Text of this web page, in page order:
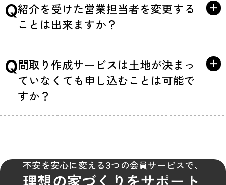
Q紹介を受けた営業担当者を変更する
ことは出来ますか？
Q間取り作成サービスは土地が決まっ
ていなくても申し込むことは可能で
すか？
不安を安心に変える3つの会員サービスで、